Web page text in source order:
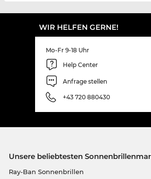
WIR HELFEN GERNE!
Mo-Fr 9-18 Uhr
Help Center
Anfrage stellen
+43 720 880430
Unsere beliebtesten
Ray-Ban Sonnenbrillen